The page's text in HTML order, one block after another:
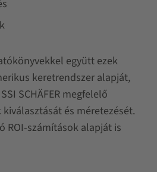
együtt ezek
keretrendszer alapját,
SCHÄFER megfelelő
és méretezését.
ROI-számítások alapját is